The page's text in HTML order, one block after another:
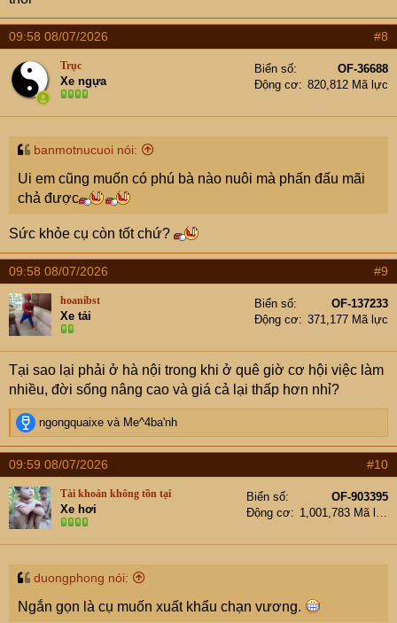
09:58 08/07/2026 #8
Trục
Xe ngựa
Biển số
OF-36688
Động cơ
820,812 Mã lực
banmotnucuoi nói:
Ui em cũng muốn có phú bà nào nuôi mà phấn đấu mãi
chả được
Sức khỏe cụ còn tốt chứ?
09:58 08/07/2026 #9
hoanibst
Xe tải
Biển số
OF-137233
Động cơ
371,177 Mã lực
Tại sao lại phải ở hà nội trong khi ở quê giờ cơ hội việc làm
nhiều, đời sống nâng cao và giá cả lại thấp hơn nhỉ?
R
e
a
c
t
i
o
n
s
ngongquaixe và Me^4ba'nh
09:59 08/07/2026 #10
Tài khoản không tồn tại
Xe hơi
Biển số
OF-903395
Động cơ
1,001,783 Mã lực
duongphong nói:
Ngắn gọn là cụ muốn xuất khẩu chạn vương.